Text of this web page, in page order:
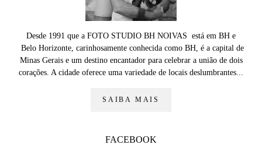
Desde 1991 que a FOTO STUDIO BH NOIVAS está em BH e
Belo Horizonte, carinhosamente conhecida como BH, é a capital de
Minas Gerais e um destino encantador para celebrar a união de dois
corações. A cidade oferece uma variedade de locais deslumbrantes...
SAIBA MAIS
FACEBOOK